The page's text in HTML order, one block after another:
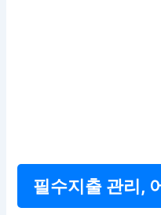
필수지출 관리,